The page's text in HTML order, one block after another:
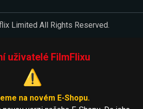
Limited All Rights Reserved.
uživatelé FilmFlixu
⚠️
na novém E-Shopu.